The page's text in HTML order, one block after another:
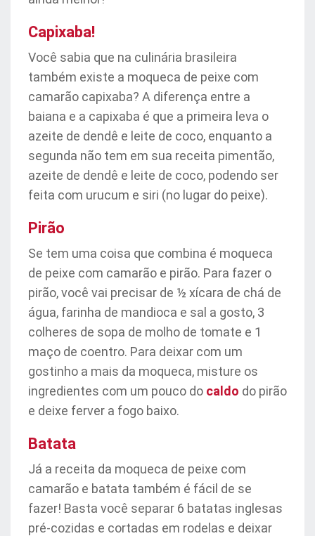
Capixaba!
Você sabia que na culinária brasileira
também existe a moqueca de peixe com
camarão capixaba? A diferença entre a
baiana e a capixaba é que a primeira leva o
azeite de dendê e leite de coco, enquanto a
segunda não tem em sua receita pimentão,
azeite de dendê e leite de coco, podendo ser
feita com urucum e siri (no lugar do peixe).
Pirão
Se tem uma coisa que combina é moqueca
de peixe com camarão e pirão. Para fazer o
pirão, você vai precisar de ½ xícara de chá de
água, farinha de mandioca e sal a gosto, 3
colheres de sopa de molho de tomate e 1
maço de coentro. Para deixar com um
gostinho a mais da moqueca, misture os
ingredientes com um pouco do caldo do pirão
e deixe ferver a fogo baixo.
Batata
Já a receita da moqueca de peixe com
camarão e batata também é fácil de se
fazer! Basta você separar 6 batatas inglesas
pré-cozidas e cortadas em rodelas e deixar